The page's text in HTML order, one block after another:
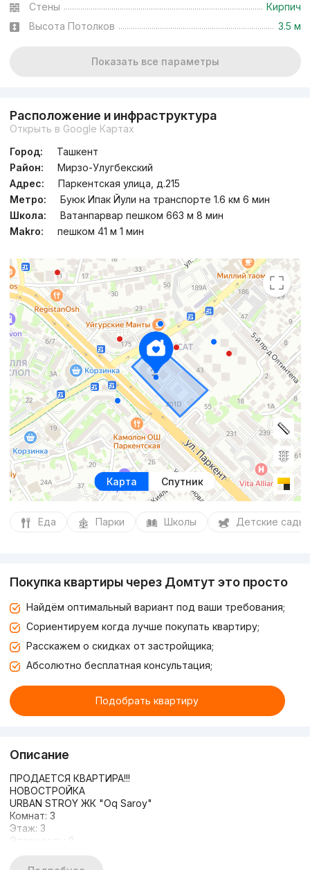
Стены
Кирпич
Высота Потолков
3.5 м
Показать все параметры
Расположение и инфраструктура
Открыть в Google Картах
Город:
Ташкент
Район:
Мирзо-Улугбекский
Адрес:
Паркентская улица, д.215
Метро:
Буюк Ипак Йули на транспорте 1.6 км 6 мин
Школа:
Ватанпарвар пешком 663 м 8 мин
Makro:
пешком 41 м 1 мин
Карта Спутник
Еда Парки Школы Детские сады
Покупка квартиры через Домтут это просто
Найдём оптимальный вариант под ваши требования;
Сориентируем когда лучше покупать квартиру;
Расскажем о скидках от застройщика;
Абсолютно бесплатная консультация;
Подобрать квартиру
Описание
ПРОДАЕТСЯ КВАРТИРА!!!
НОВОСТРОЙКА
URBAN STROY ЖК "Oq Saroy"
Комнат: 3
Этаж: 3
Этажность: 8
СОСТОЯНИЕ: Авторский ремонт